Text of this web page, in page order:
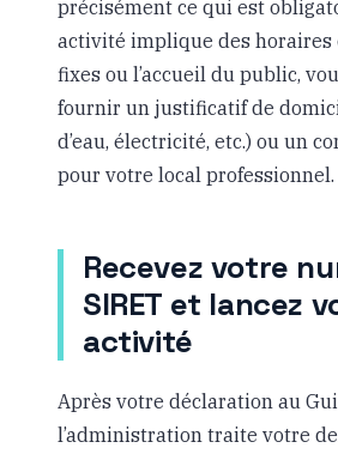
précisément ce qui est
activité implique des horaires
fixes ou l’accueil du public,
fournir un justificatif de
d’eau, électricité, etc.) ou un
pour votre local professionnel.
Recevez votre
SIRET et lancez
activité
Après votre déclaration au
l’administration traite votre